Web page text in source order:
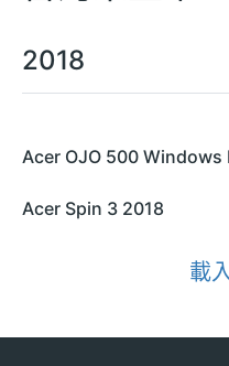
2018
Acer OJO 500 Windows
Acer Spin 3 2018
載